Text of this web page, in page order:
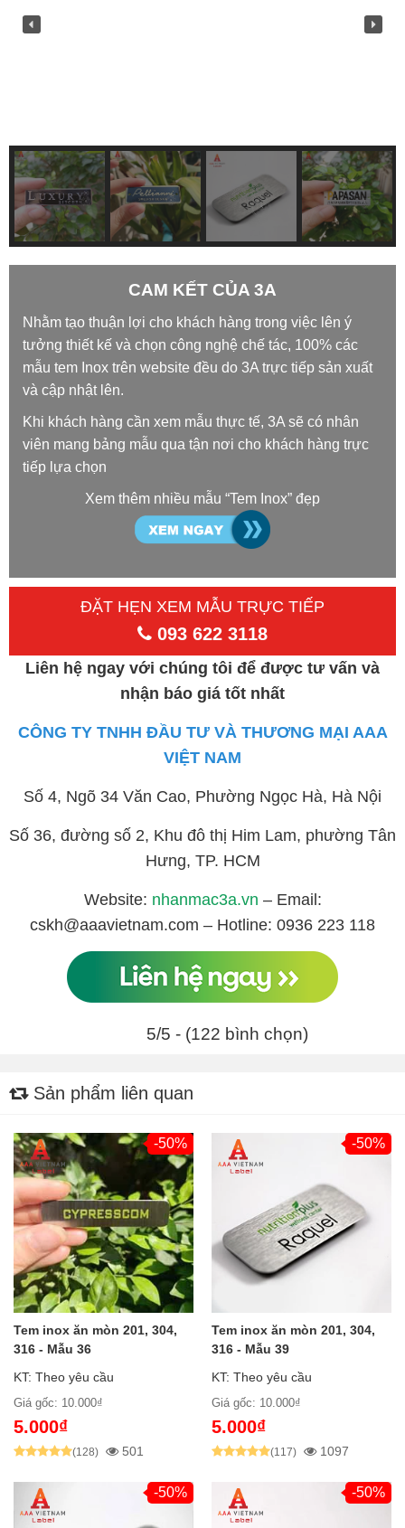
CAM KẾT CỦA 3A
Nhằm tạo thuận lợi cho khách hàng trong việc lên ý
tưởng thiết kế và chọn công nghệ chế tác, 100% các
mẫu tem Inox trên website đều do 3A trực tiếp sản xuất
và cập nhật lên.
Khi khách hàng cần xem mẫu thực tế, 3A sẽ có nhân
viên mang bảng mẫu qua tận nơi cho khách hàng trực
tiếp lựa chọn
Xem thêm nhiều mẫu “Tem Inox” đẹp
ĐẶT HẸN XEM MẪU TRỰC TIẾP
093 622 3118
Liên hệ ngay với chúng tôi để được tư vấn và
nhận báo giá tốt nhất
CÔNG TY TNHH ĐẦU TƯ VÀ THƯƠNG MẠI AAA
VIỆT NAM
Số 4, Ngõ 34 Văn Cao, Phường Ngọc Hà, Hà Nội
Số 36, đường số 2, Khu đô thị Him Lam, phường Tân
Hưng, TP. HCM
Website: nhanmac3a.vn – Email:
cskh@aaavietnam.com – Hotline: 0936 223 118
5/5 - (122 bình chọn)
Sản phẩm liên quan
-50%
Tem inox ăn mòn 201, 304,
316 - Mẫu 36
KT: Theo yêu cầu
Giá gốc: 10.000₫
5.000₫
(128) 501
-50%
Tem inox ăn mòn 201, 304,
316 - Mẫu 39
KT: Theo yêu cầu
Giá gốc: 10.000₫
5.000₫
(117) 1097
-50% -50%